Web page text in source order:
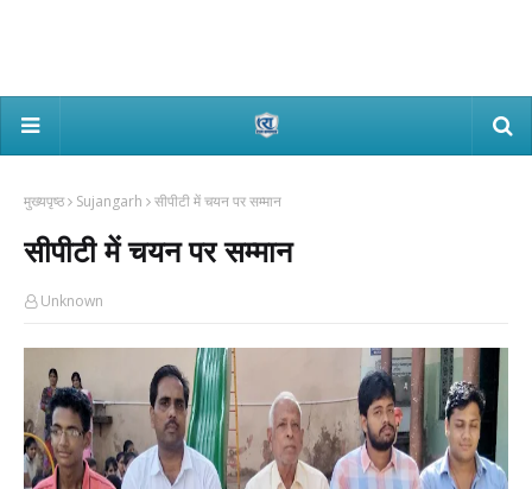
मुख्यपृष्ठ Sujangarh सीपीटी में चयन पर सम्मान
सीपीटी में चयन पर सम्मान
Unknown